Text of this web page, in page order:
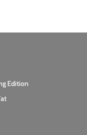
Edition